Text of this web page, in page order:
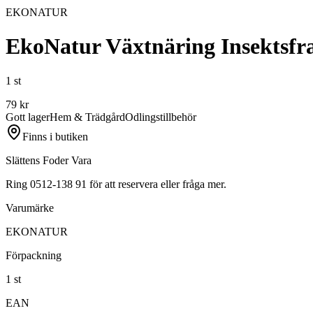
EKONATUR
EkoNatur Växtnäring
1 st
79 kr
Gott lagerHem & TrädgårdOdlingstillbehör
Finns i butiken
Slättens Foder Vara
Ring 0512-138 91 för att reservera eller fråga mer.
Varumärke
EKONATUR
Förpackning
1 st
EAN